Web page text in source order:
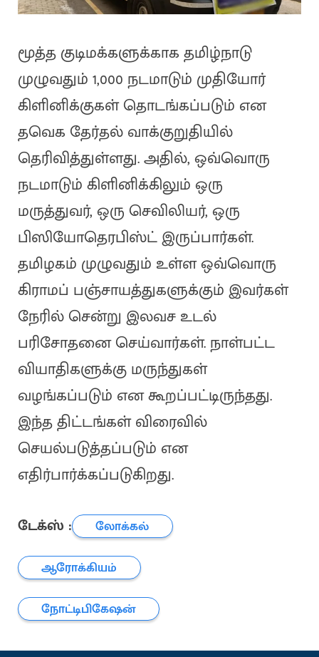
மூத்த குடிமக்களுக்காக தமிழ்நாடு
முழுவதும் 1,000 நடமாடும் முதியோர்
கிளினிக்குகள் தொடங்கப்படும் என
தவெக தேர்தல் வாக்குறுதியில்
தெரிவித்துள்ளது. அதில், ஒவ்வொரு
நடமாடும் கிளினிக்கிலும் ஒரு
மருத்துவர், ஒரு செவிலியர், ஒரு
பிஸியோதெரபிஸ்ட் இருப்பார்கள்.
தமிழகம் முழுவதும் உள்ள ஒவ்வொரு
கிராமப் பஞ்சாயத்துகளுக்கும் இவர்கள்
நேரில் சென்று இலவச உடல்
பரிசோதனை செய்வார்கள். நாள்பட்ட
வியாதிகளுக்கு மருந்துகள்
வழங்கப்படும் என கூறப்பட்டிருந்தது.
இந்த திட்டங்கள் விரைவில்
செயல்படுத்தப்படும் என
எதிர்பார்க்கப்படுகிறது.
டேக்ஸ் :
லோக்கல்
ஆரோக்கியம்
நோட்டிபிகேஷன்